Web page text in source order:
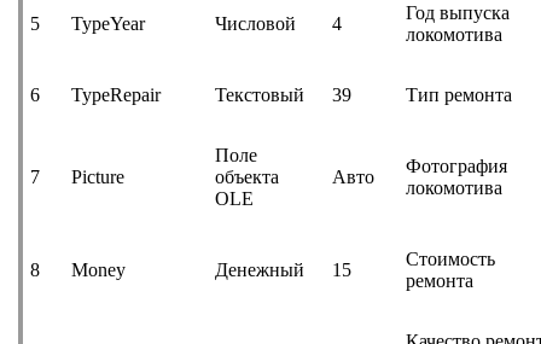
5 TypeYear Числовой 4
Год выпуска
локомотива
6 TypeRepair Текстовый 39 Тип ремонта
7 Picture
Поле
объекта
OLE
Авто
Фотография
локомотива
8 Money Денежный 15
Стоимость
ремонта